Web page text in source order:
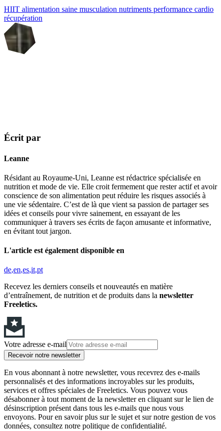
HIIT alimentation saine musculation nutriments performance cardio
récupération
Écrit par
Leanne
Résidant au Royaume-Uni, Leanne est rédactrice spécialisée en
nutrition et mode de vie. Elle croit fermement que rester actif et avoir
conscience de son alimentation peut réduire les risques associés à
une vie sédentaire. C’est de là que vient sa passion de partager ses
idées et conseils pour vivre sainement, en essayant de les
communiquer à travers ses écrits de façon amusante et informative,
en évitant tout jargon.
L'article est également disponible en
de en es it pt
Recevez les derniers conseils et nouveautés en matière
d’entraînement, de nutrition et de produits dans la newsletter
Freeletics.
Votre adresse e-mail
Recevoir notre newsletter
En vous abonnant à notre newsletter, vous recevrez des e-mails
personnalisés et des informations incroyables sur les produits,
services et offres spéciales de Freeletics. Vous pouvez vous
désabonner à tout moment de la newsletter en cliquant sur le lien de
désinscription présent dans tous les e-mails que nous vous
envoyons. Pour en savoir plus sur le sujet et sur notre gestion de vos
données, consultez notre politique de confidentialité.